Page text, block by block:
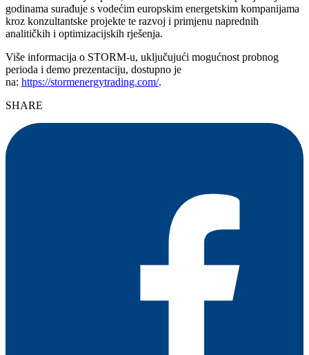
godinama surađuje s vodećim europskim energetskim kompanijama
kroz konzultantske projekte te razvoj i primjenu naprednih
analitičkih i optimizacijskih rješenja.
Više informacija o STORM-u, uključujući mogućnost probnog
perioda i demo prezentaciju, dostupno je
na: https://stormenergytrading.com/.
SHARE